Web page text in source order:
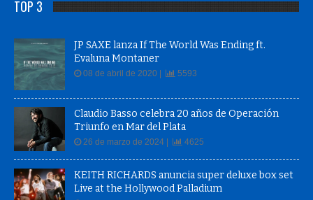
TOP 3
JP SAXE lanza If The World Was Ending ft.
Evaluna Montaner
08 de abril de 2020 | 5593
Claudio Basso celebra 20 años de Operación
Triunfo en Mar del Plata
26 de marzo de 2024 | 4625
KEITH RICHARDS anuncia super deluxe box set
Live at the Hollywood Palladium